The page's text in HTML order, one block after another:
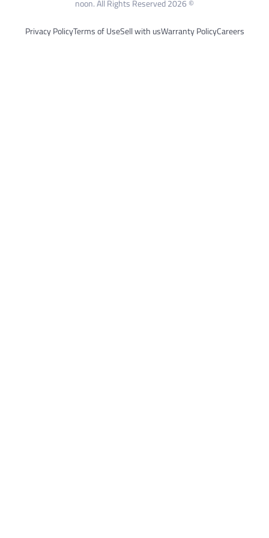
Careers
Warranty Policy
Sell with us
Terms of Use
Privacy Policy